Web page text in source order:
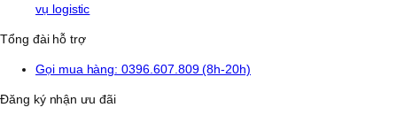
vụ logistic
Tổng đài hỗ trợ
Gọi mua hàng: 0396.607.809 (8h-20h)
Đăng ký nhận ưu đãi